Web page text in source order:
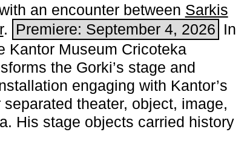
an encounter between Sarkis
. Premiere: September 4, 2026 In
­Kantor Museum Cricoteka
the Gorki’s stage and
engaging with Kantor’s
theater, object, image,
His stage objects carried history